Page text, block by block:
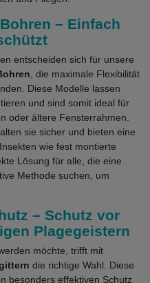
– Einfach
entscheiden sich für unsere
, die maximale Flexibilität
Diese Modelle lassen
und sind somit ideal für
oder ältere Fensterrahmen.
sie sicher und bieten eine
wie fest montierte
Lösung für alle, die eine
Methode suchen, um
– Schutz vor
Plagegeistern
möchte, trifft mit
die richtige Wahl. Diese
besonders effektiven Schutz